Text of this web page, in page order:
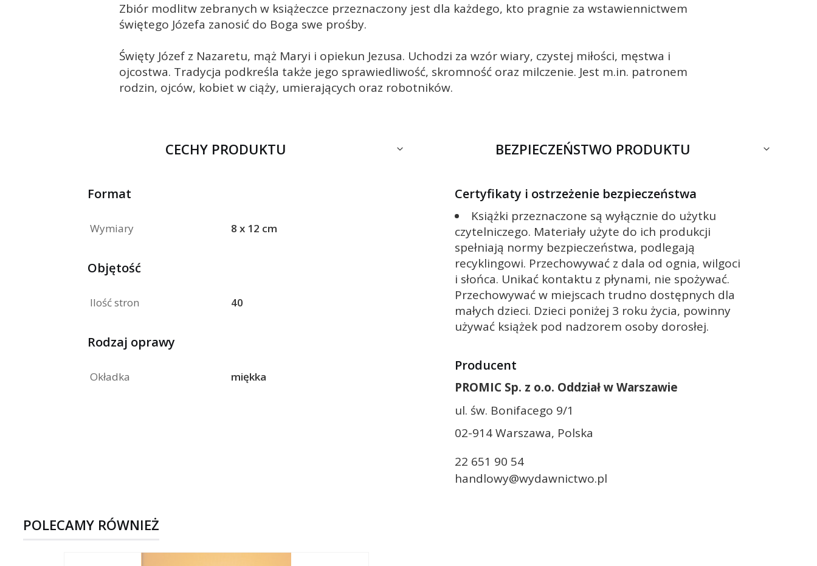
Zbiór modlitw zebranych w książeczce przeznaczony jest dla każdego, kto pragnie za wstawiennictwem
świętego Józefa zanosić do Boga swe prośby.
Święty Józef z Nazaretu, mąż Maryi i opiekun Jezusa. Uchodzi za wzór wiary, czystej miłości, męstwa i
ojcostwa. Tradycja podkreśla także jego sprawiedliwość, skromność oraz milczenie. Jest m.in. patronem
rodzin, ojców, kobiet w ciąży, umierających oraz robotników.
CECHY PRODUKTU
Format
Wymiary 8 x 12 cm
Objętość
Ilość stron 40
Rodzaj oprawy
Okładka miękka
BEZPIECZEŃSTWO PRODUKTU
Certyfikaty i ostrzeżenie bezpieczeństwa
Książki przeznaczone są wyłącznie do użytku
czytelniczego. Materiały użyte do ich produkcji
spełniają normy bezpieczeństwa, podlegają
recyklingowi. Przechowywać z dala od ognia, wilgoci
i słońca. Unikać kontaktu z płynami, nie spożywać.
Przechowywać w miejscach trudno dostępnych dla
małych dzieci. Dzieci poniżej 3 roku życia, powinny
używać książek pod nadzorem osoby dorosłej.
Producent
PROMIC Sp. z o.o. Oddział w Warszawie
ul. św. Bonifacego 9/1
02-914 Warszawa, Polska
22 651 90 54
handlowy@wydawnictwo.pl
POLECAMY RÓWNIEŻ